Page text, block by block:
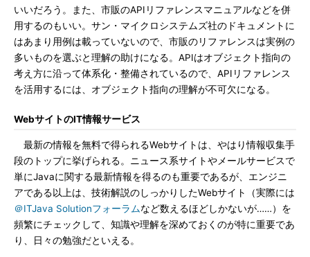
いいだろう。また、市販のAPIリファレンスマニュアルなどを併
用するのもいい。サン・マイクロシステムズ社のドキュメントに
はあまり用例は載っていないので、市販のリファレンスは実例の
多いものを選ぶと理解の助けになる。APIはオブジェクト指向の
考え方に沿って体系化・整備されているので、APIリファレンス
を活用するには、オブジェクト指向の理解が不可欠になる。
WebサイトのIT情報サービス
最新の情報を無料で得られるWebサイトは、やはり情報収集手
段のトップに挙げられる。ニュース系サイトやメールサービスで
単にJavaに関する最新情報を得るのも重要であるが、エンジニ
アである以上は、技術解説のしっかりしたWebサイト（実際には
＠ITJava Solutionフォーラムなど数えるほどしかないが……）を
頻繁にチェックして、知識や理解を深めておくのが特に重要であ
り、日々の勉強だといえる。